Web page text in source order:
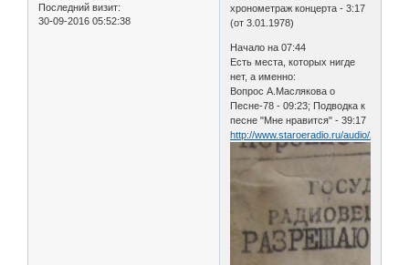
Последний визит:
30-09-2016 05:52:38
хронометраж концерта - 3:17
(от 3.01.1978)
Начало на 07:44
Есть места, которых нигде
нет, а именно:
Вопрос А.Маслякова о
Песне-78 - 09:23; Подводка к
песне "Мне нравится" - 39:17
http://www.staroeradio.ru/audio/25974